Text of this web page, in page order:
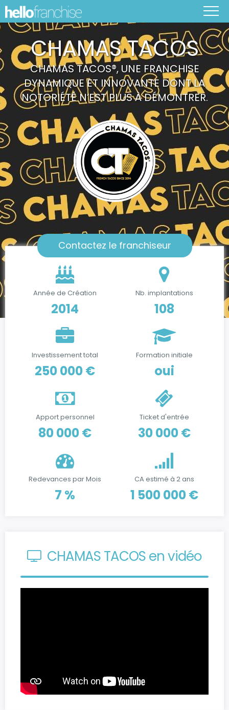
CHAMAS TACOS
CHAMAS TACOS®️, UNE FRANCHISE
DYNAMIQUE ET INNOVANTE DONT LA
NOTORIÉTÉ N’EST PLUS À DÉMONTRER.
Contactez le franchiseur
Année de Création
2014
Nb. implantations
108
Investissement total
250 000 €
Formation initiale
oui
Apport personnel
80 000 €
Ticket d'entrée
30 000 €
Redevances par Mois
7 %
CA estimé à 2 ans
1 500 000 €
CHAMAS TACOS en vidéo